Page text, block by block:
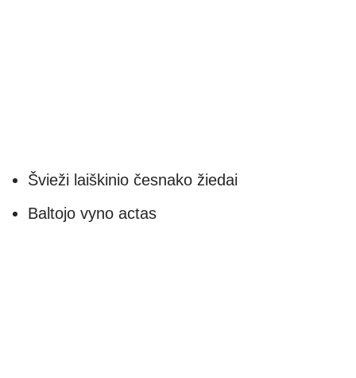
Švieži laiškinio česnako žiedai
Baltojo vyno actas